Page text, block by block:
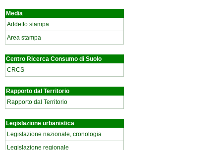
Media
Addetto stampa
Area stampa
Centro Ricerca Consumo di Suolo
CRCS
Rapporto dal Territorio
Rapporto dal Territorio
Legislazione urbanistica
Legislazione nazionale, cronologia
Legislazione regionale